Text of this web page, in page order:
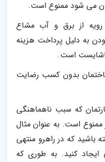
می شود ممنوع است.
از برق و آب مشاع
به دلیل پرداخت هزینه
است.
بدون کسب رضایت
که سبب ناهماهنگی
است. به عنوان مثال
که در راهرو منتهی
ایجاد کنید. به طوری که